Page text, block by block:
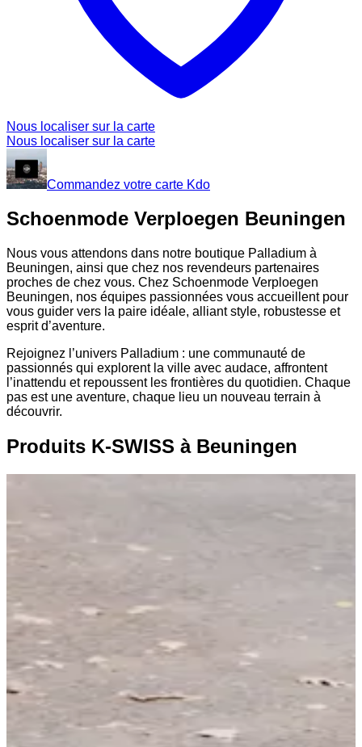
Nous localiser sur la carte
Nous localiser sur la carte
Commandez votre carte Kdo
Schoenmode Verploegen Beuningen
Nous vous attendons dans notre boutique Palladium à
Beuningen, ainsi que chez nos revendeurs partenaires
proches de chez vous. Chez Schoenmode Verploegen
Beuningen, nos équipes passionnées vous accueillent pour
vous guider vers la paire idéale, alliant style, robustesse et
esprit d’aventure.
Rejoignez l’univers Palladium : une communauté de
passionnés qui explorent la ville avec audace, affrontent
l’inattendu et repoussent les frontières du quotidien. Chaque
pas est une aventure, chaque lieu un nouveau terrain à
découvrir.
Produits K-SWISS à Beuningen